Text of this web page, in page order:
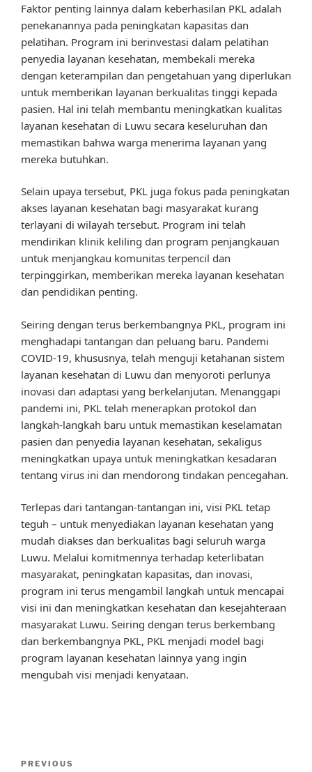
Faktor penting lainnya dalam keberhasilan PKL adalah
penekanannya pada peningkatan kapasitas dan
pelatihan. Program ini berinvestasi dalam pelatihan
penyedia layanan kesehatan, membekali mereka
dengan keterampilan dan pengetahuan yang diperlukan
untuk memberikan layanan berkualitas tinggi kepada
pasien. Hal ini telah membantu meningkatkan kualitas
layanan kesehatan di Luwu secara keseluruhan dan
memastikan bahwa warga menerima layanan yang
mereka butuhkan.
Selain upaya tersebut, PKL juga fokus pada peningkatan
akses layanan kesehatan bagi masyarakat kurang
terlayani di wilayah tersebut. Program ini telah
mendirikan klinik keliling dan program penjangkauan
untuk menjangkau komunitas terpencil dan
terpinggirkan, memberikan mereka layanan kesehatan
dan pendidikan penting.
Seiring dengan terus berkembangnya PKL, program ini
menghadapi tantangan dan peluang baru. Pandemi
COVID-19, khususnya, telah menguji ketahanan sistem
layanan kesehatan di Luwu dan menyoroti perlunya
inovasi dan adaptasi yang berkelanjutan. Menanggapi
pandemi ini, PKL telah menerapkan protokol dan
langkah-langkah baru untuk memastikan keselamatan
pasien dan penyedia layanan kesehatan, sekaligus
meningkatkan upaya untuk meningkatkan kesadaran
tentang virus ini dan mendorong tindakan pencegahan.
Terlepas dari tantangan-tantangan ini, visi PKL tetap
teguh – untuk menyediakan layanan kesehatan yang
mudah diakses dan berkualitas bagi seluruh warga
Luwu. Melalui komitmennya terhadap keterlibatan
masyarakat, peningkatan kapasitas, dan inovasi,
program ini terus mengambil langkah untuk mencapai
visi ini dan meningkatkan kesehatan dan kesejahteraan
masyarakat Luwu. Seiring dengan terus berkembang
dan berkembangnya PKL, PKL menjadi model bagi
program layanan kesehatan lainnya yang ingin
mengubah visi menjadi kenyataan.
Previous
PREVIOUS